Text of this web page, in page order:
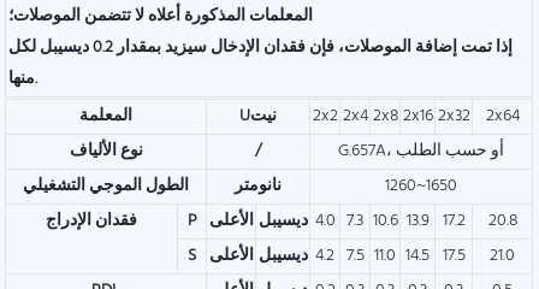
المعلمات المذكورة أعلاه لا تتضمن الموصلات؛
إذا تمت إضافة الموصلات، فإن فقدان الإدخال سيزيد بمقدار 0.2 ديسيبل لكل
منها.
المعلمة
Uنيت 2x22x42x82x162x32 2x64
نوع الألياف
/
G.657A، أو حسب الطلب
الطول الموجي التشغيلي
نانومتر
1260~1650
فقدان الإدراج
P الأعلى ديسيبل 4.0 7.3 10.6 13.9 17.2
20.8
S الأعلى ديسيبل 4.2 7.5 11.0 14.5 17.5
21.0